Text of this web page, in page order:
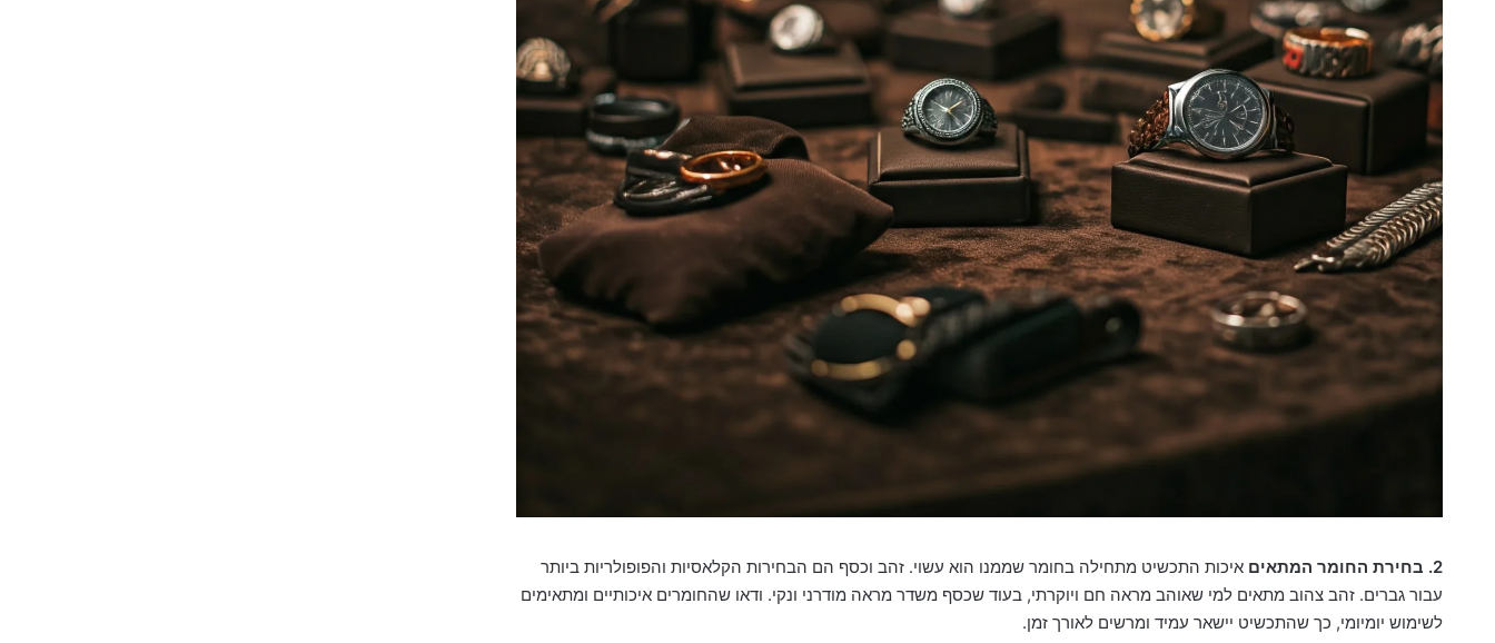
2. בחירת החומר המתאים
איכות התכשיט מתחילה בחומר שממנו הוא עשוי. זהב וכסף הם הבחירות הקלאסיות והפופולריות ביותר
עבור גברים. זהב צהוב מתאים למי שאוהב מראה חם ויוקרתי, בעוד שכסף משדר מראה מודרני ונקי. ודאו שהחומרים איכותיים ומתאימים
לשימוש יומיומי, כך שהתכשיט יישאר עמיד ומרשים לאורך זמן.